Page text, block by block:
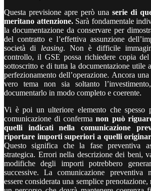
Questa previsione apre però una serie di
meritano attenzione. Sarà fondamentale
la documentazione da conservare per
del contratto e l’effettiva assunzione
società di leasing. Non è difficile
controllo, il GSE possa richiedere copia del
sottoscritto e di tutta la documentazione utile
perfezionamento dell’operazione. Ancora
vero tema non sia soltanto
documentarlo in modo completo e coerente.
Vi è poi un ulteriore elemento che spesso
comunicazione di confermanon può
quelli indicati nella comunicazione
riportare importi superiori a quelli
Questo significa che la fase preventiva
strategica. Errori nella descrizione dei beni,
modifiche degli importi potrebbero
successive. La comunicazione preventiva
essere considerata una semplice